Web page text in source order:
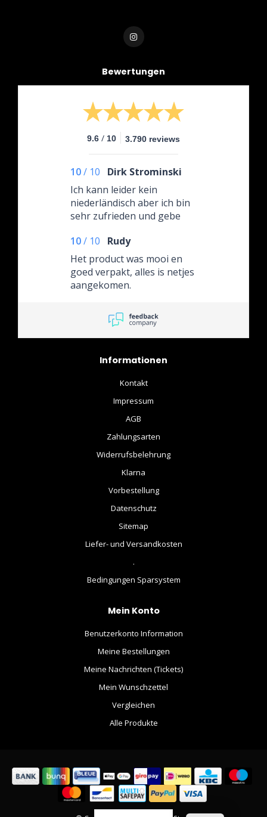
Bewertungen
9.6 / 10 3.790 reviews
10/ 10
Dirk Strominski
Ich kann leider kein
niederländisch aber ich bin
sehr zufrieden und gebe
Sterne. Sehr
empfehlenswerter Händler
auch nach dem Kauf gibt es
Support und eine nette
Unterhaltung. Ich werde
einkaufen. Liebe Grüße
10/ 10
Rudy
Het product was mooi en
goed verpakt, alles is netjes
aangekomen.
Informationen
Kontakt
Impressum
AGB
Zahlungsarten
Widerrufsbelehrung
Klarna
Vorbestellung
Datenschutz
Sitemap
Liefer- und Versandkosten
.
Bedingungen Sparsystem
Mein Konto
Benutzerkonto Information
Meine Bestellungen
Meine Nachrichten (Tickets)
Mein Wunschzettel
Vergleichen
Alle Produkte